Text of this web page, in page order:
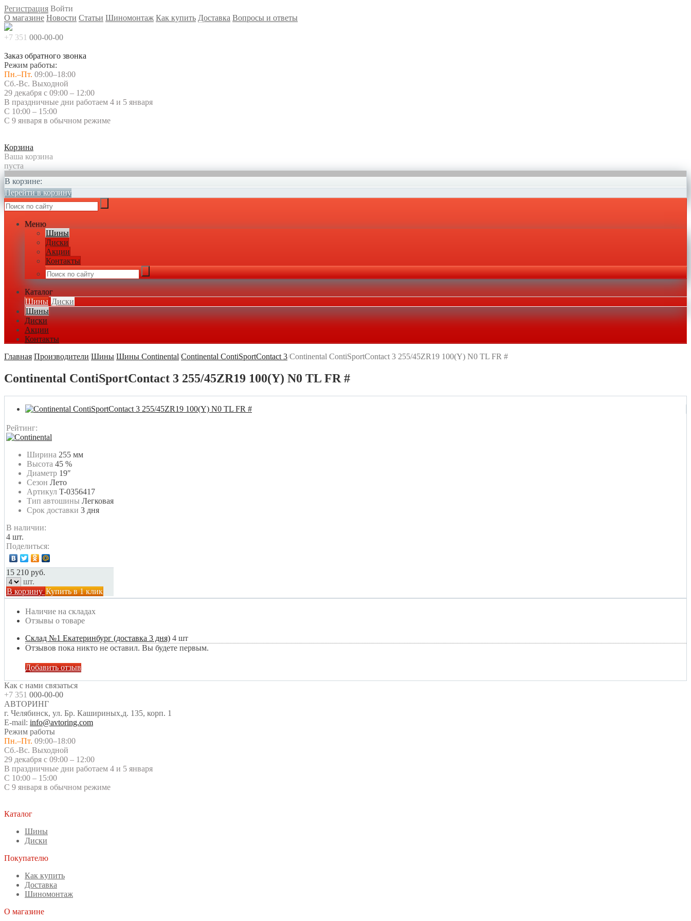
Регистрация Войти
О магазине Новости Статьи Шиномонтаж Как купить Доставка Вопросы и ответы
+7 351 000-00-00
Заказ обратного звонка
Режим работы:
Пн.–Пт. 09:00–18:00
Сб.-Вс. Выходной
29 декабря с 09:00 – 12:00
В праздничные дни работаем 4 и 5 января
С 10:00 – 15:00
С 9 января в обычном режиме
Корзина
Ваша корзина
пуста
В корзине:
Перейти в корзину
Меню
Шины
Диски
Акции
Контакты
Каталог
Шины Диски
Шины
Диски
Акции
Контакты
Главная/Производители/Шины/Шины Continental/Continental ContiSportContact 3/Continental ContiSportContact 3 255/45ZR19 100(Y) N0 TL FR #
Continental ContiSportContact 3 255/45ZR19 100(Y) N0 TL FR #
Рейтинг:
Ширина 255 мм
Высота 45 %
Диаметр 19″
Сезон Лето
Артикул T-0356417
Тип автошины Легковая
Срок доставки 3 дня
В наличии:
4 шт.
Поделиться:
15 210 руб.
шт.
В корзину Купить в 1 клик
Наличие на складах
Отзывы о товаре
Склад №1 Екатеринбург (доставка 3 дня) 4 шт
Отзывов пока никто не оставил. Вы будете первым.
Добавить отзыв
Как с нами связаться
+7 351 000-00-00
АВТОРИНГ
г. Челябинск, ул. Бр. Кашириных,д. 135, корп. 1
E-mail: info@avtoring.com
Режим работы
Пн.–Пт. 09:00–18:00
Сб.-Вс. Выходной
29 декабря с 09:00 – 12:00
В праздничные дни работаем 4 и 5 января
С 10:00 – 15:00
С 9 января в обычном режиме
Каталог
Шины
Диски
Покупателю
Как купить
Доставка
Шиномонтаж
О магазине